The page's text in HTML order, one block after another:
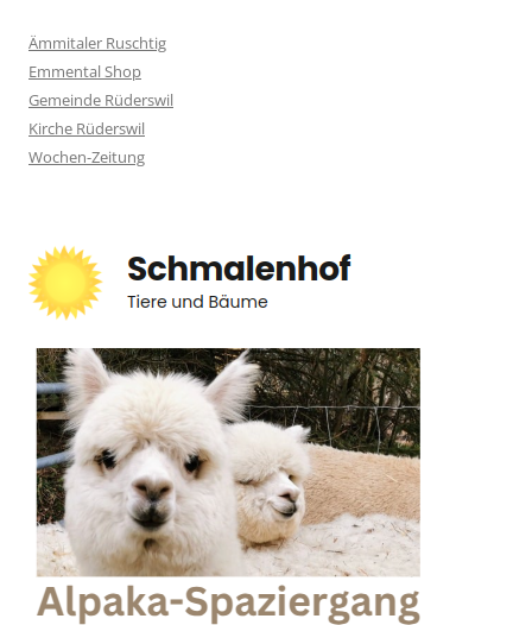
Ämmitaler Ruschtig
Emmental Shop
Gemeinde Rüderswil
Kirche Rüderswil
Wochen-Zeitung